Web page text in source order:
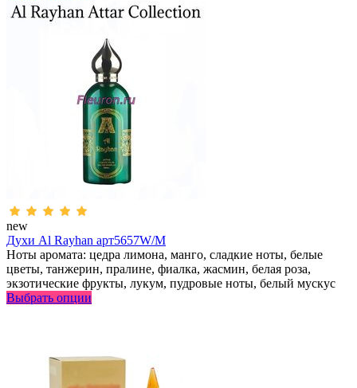
new
Духи Al Rayhan арт5657W/M
Ноты аромата: цедра лимона, манго, сладкие ноты, белые
цветы, танжерин, пралине, фиалка, жасмин, белая роза,
экзотические фрукты, лукум, пудровые ноты, белый мускус
Выбрать опции